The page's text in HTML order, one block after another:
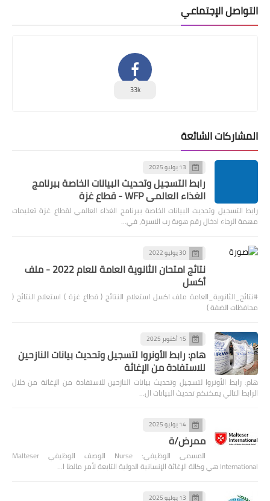
التواصل الإجتماعي
33k
المشاركات الشائعة
13 يوليو 2025
رابط التسجيل وتحديث البيانات الخاصة ببرنامج
الغذاء العالمي WFP - قطاع غزة
رابط التسجيل وتحديث البيانات الخاصة ببرنامج الغذاء العالمي لقطاع غزة تعليمات
مهمة الرجاء ادخال رقم هوية رب الاسرة، في…
30 يوليو 2022
نتائج امتحان الثانوية العامة للعام 2022 - ملف
أكسل
#نتائج_الثانوية_العامة ملف اكسل استعلام النتائج ( قطاع غزة ) استعلام النتائج (
محافظات الضفة )
15 أكتوبر 2025
هام: رابط الأونروا لتسجيل وتحديث بيانات النازحين
للاستفادة من الإغاثة
هام: رابط الأونروا لتسجيل وتحديث بيانات النازحين للاستفادة من الإغاثة من خلال
الرابط التالي يمكنكم تحديث البيانات ال…
14 يوليو 2025
ممرض/ة
المسمى الوظيفي: Nurse الوصف الوظيفي Malteser
International هي وكالة الإغاثة الإنسانية الدولية التابعة لأمر مالطا ا…
13 يوليو 2025